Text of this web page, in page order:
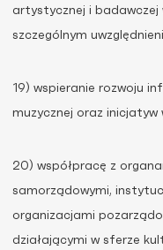
artystycznej i badawczej
szczególnym
19) wspieranie rozwoju
muzycznej oraz inicjatyw
20) współpracę z
samorządowymi,
organizacjami
działającymi w sferze